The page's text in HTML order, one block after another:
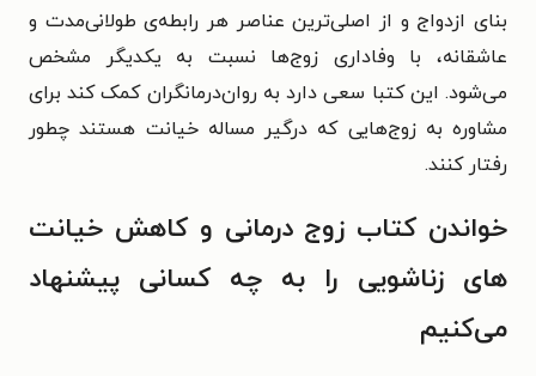
بنای ازدواج و از اصلی‌ترین عناصر هر رابطه‌ی طولانی‌مدت و
عاشقانه، با وفاداری زوج‌ها نسبت به یکدیگر مشخص
می‌شود. این کتبا سعی دارد به روان‌درمانگران کمک کند برای
مشاوره به زوج‌هایی که درگیر مساله خیانت هستند چطور
رفتار کنند.
خواندن کتاب زوج درمانی و کاهش خیانت
های زناشویی را به چه کسانی پیشنهاد
می‌کنیم